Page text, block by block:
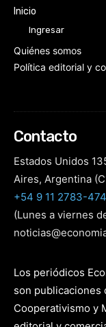
Inicio
Ingresar
Quiénes somos
Política editorial y
Contacto
Estados Unidos
Aires, Argentina
+54 9 11 2783-
(Lunes a viernes
Los periódicos
son publicaciones
Cooperativismo y